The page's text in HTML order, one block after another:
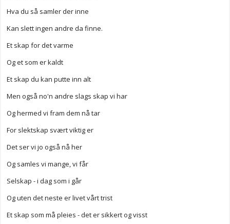
Hva du så samler der inne
Kan slett ingen andre da finne.
Et skap for det varme
Og et som er kaldt
Et skap du kan putte inn alt
Men også no'n andre slags skap vi har
Og hermed vi fram dem nå tar
For slektskap svært viktig er
Det ser vi jo også nå her
Og samles vi mange, vi får
Selskap - i dag som i går
Og uten det neste er livet vårt trist
Et skap som må pleies - det er sikkert og visst